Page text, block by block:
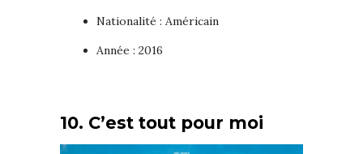
Nationalité : Américain
Année : 2016
10. C’est tout pour moi